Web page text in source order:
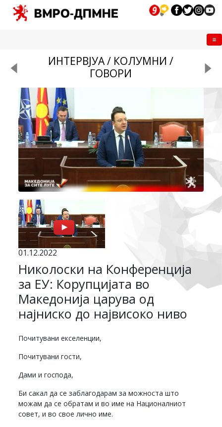
ИНТЕРВЈУА / КОЛУМНИ /
ГОВОРИ
01.12.2022
Николоски на Конференција
за ЕУ: Корупцијата во
Македонија царува од
најниско до највисоко ниво
Почитувани екселенции,
Почитувани гости,
Дами и господа,
Би сакал да се заблагодарам за можноста што
можам да се обратам и во име на Националниот
совет, и во свое лично име.